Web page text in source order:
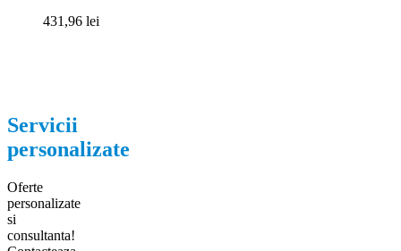
431,96 lei
Servicii
personalizate
Oferte
personalizate
si
consultanta!